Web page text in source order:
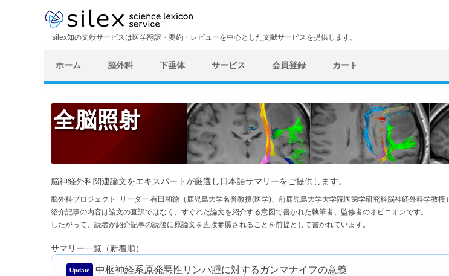
silex知の文献サービスは医学翻訳・要約・レビューを中心とした文献サービスを提供します。
ホーム 脳外科 下垂体 サービス 会員登録 カート
全脳照射
脳神経外科関連論文をエキスパートが厳選し日本語サマリーをご提供します。
脳外科プロジェクト･リーダー 有田和徳（鹿児島大学名誉教授(医学)、前鹿児島大学大学院医歯学研究科脳神経外科学教授）
紹介記事の内容は論文の直訳ではなく、すぐれた論文を紹介する意図で書かれた執筆者、監修者のオピニオンです。
したがって、読者が紹介記事の読後に原論文を直接参照されることを前提として書かれています。
サマリー一覧（新着順）
Update 中枢神経系原発悪性リンパ腫に対するガンマナイフの意義